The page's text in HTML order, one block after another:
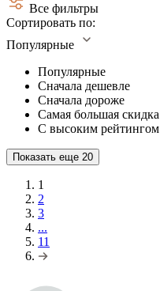
Все фильтры
Сортировать по:
Популярные
Популярные
Сначала дешевле
Сначала дороже
Самая большая скидка
С высоким рейтингом
Показать еще 20
1
2
3
...
11